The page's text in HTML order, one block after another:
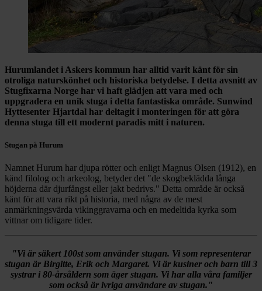
Hurumlandet i Askers kommun har alltid varit känt för sin
otroliga naturskönhet och historiska betydelse. I detta avsnitt av
Stugfixarna Norge har vi haft glädjen att vara med och
uppgradera en unik stuga i detta fantastiska område. Sunwind
Hyttesenter Hjartdal har deltagit i monteringen för att göra
denna stuga till ett modernt paradis mitt i naturen.
Stugan på Hurum
Namnet Hurum har djupa rötter och enligt Magnus Olsen (1912), en
känd filolog och arkeolog, betyder det "de skogbeklädda långa
höjderna där djurfångst eller jakt bedrivs." Detta område är också
känt för att vara rikt på historia, med några av de mest
anmärkningsvärda vikinggravarna och en medeltida kyrka som
vittnar om tidigare tider.
"Vi är säkert 100st som använder stugan. Vi som representerar
stugan är Birgitte, Erik och Margaret. Vi är kusiner och barn till 3
systrar i 80-årsåldern som äger stugan. Vi har alla våra familjer
som också är ivriga användare av stugan."